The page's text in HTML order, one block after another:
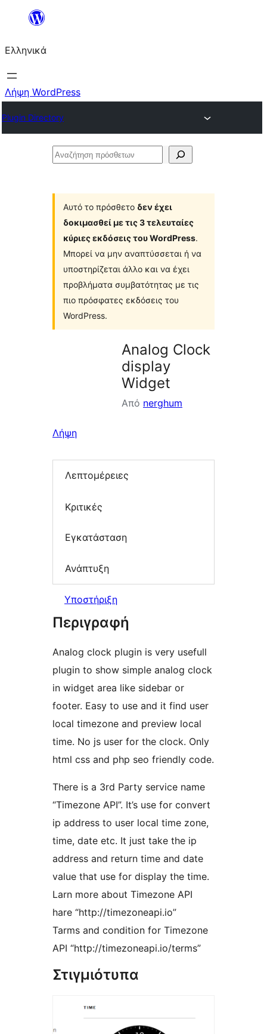
Μετάβαση
περιεχόμενο
Ελληνικά
Λήψη WordPress
Plugin Directory
Αναζήτηση
Αυτό το πρόσθετο δεν έχει
δοκιμασθεί με τις 3 τελευταίες
κύριες εκδόσεις του WordPress.
Μπορεί να μην αναπτύσσεται ή να
υποστηρίζεται άλλο και να έχει
προβλήματα συμβατότητας με τις
πιο πρόσφατες εκδόσεις του
WordPress.
Analog Clock
display
Widget
Από nerghum
Λήψη
Λεπτομέρειες
Κριτικές
Εγκατάσταση
Ανάπτυξη
Υποστήριξη
Περιγραφή
Analog clock plugin is very usefull
plugin to show simple analog clock
in widget area like sidebar or
footer. Easy to use and it find user
local timezone and preview local
time. No js user for the clock. Only
html css and php seo friendly code.
There is a 3rd Party service name
“Timezone API”. It’s use for convert
ip address to user local time zone,
time, date etc. It just take the ip
address and return time and date
value that use for display the time.
Larn more about Timezone API
hare “http://timezoneapi.io”
Tarms and condition for Timezone
API “http://timezoneapi.io/terms”
Στιγμιότυπα